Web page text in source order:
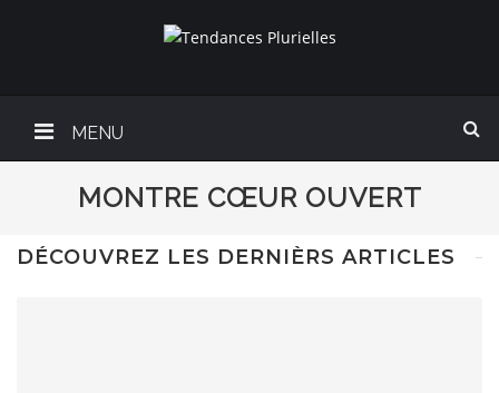
MENU
MONTRE CŒUR OUVERT
DÉCOUVREZ LES DERNIÈRS ARTICLES